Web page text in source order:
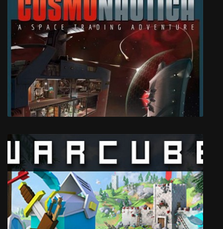
The Witness
Cosmonautica